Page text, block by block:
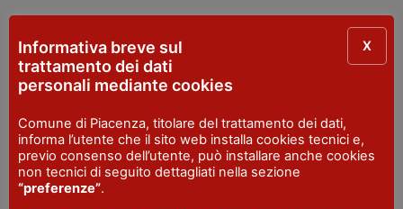
Caminata- Alta Val Tidone
DATE
6 gen 2023
Informativa breve sul
trattamento dei dati
personali mediante cookies
Comune di Piacenza, titolare del trattamento dei dati,
informa l’utente che il sito web installa cookies tecnici e,
previo consenso dell’utente, può installare anche cookies
non tecnici di seguito dettagliati nella sezione
“preferenze”.
X